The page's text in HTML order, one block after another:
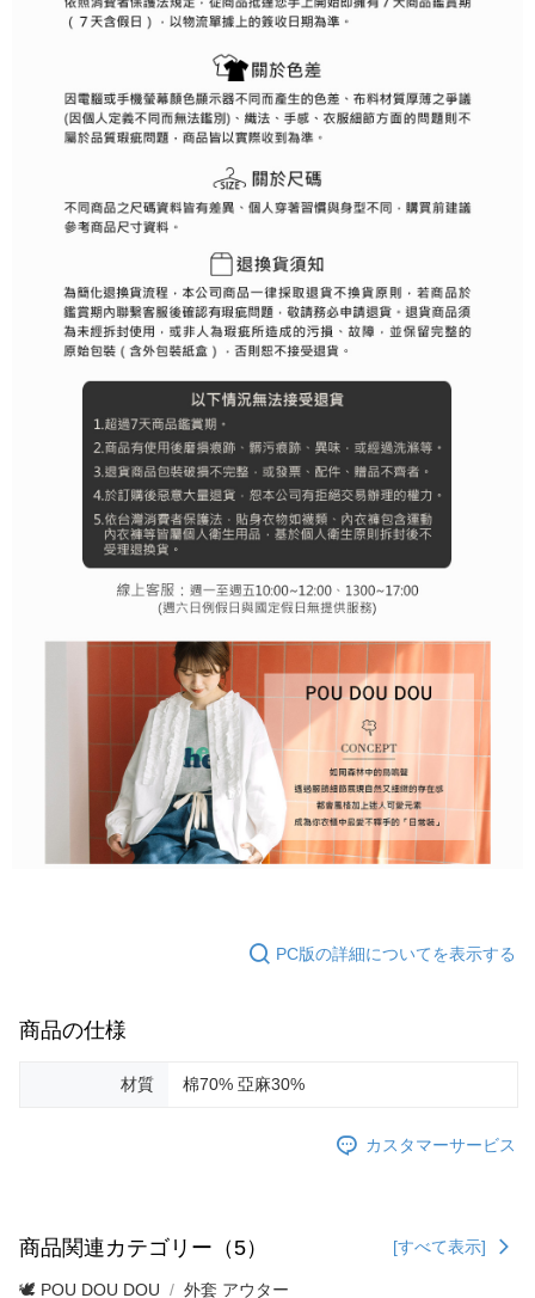
す。AFTEEの個人情報の収集、処理、利用について、詳細はAFTEE公式ホ
ームページの『個人情報の収集、処理及び利用に関する声明』をご参照く
https://aftee.tw/privacypolicy/
AFTEEの初回ご利用の際に、審査を通過すれば、最高額がNT$10,000にな
ります。支払い期限を過ぎた場合、その金額に基づいて年利20%の遅延滞
納金が加算されます。未成年の利用者は、事前に法定代理人または後見人
個人情報の処理、利用について疑問がある、または関連する法律の権利を
行使したい場合は、ネットプロテクションズ
にご連絡ください。上記に示した個人情報を、必要な購入注文書とあわせ
てAFTEEにご提供いただく、またはAFTEEにあなたの個人情報の収集、処
理、利用を許可することににご同意いただけない場合は、当サービスを選
択しないでください。
PC版の詳細についてを表示する
商品の仕様
材質 棉70% 亞麻30%
カスタマーサービス
商品関連カテゴリー（5） [すべて表示]
🕊️ POU DOU DOU 外套 アウター